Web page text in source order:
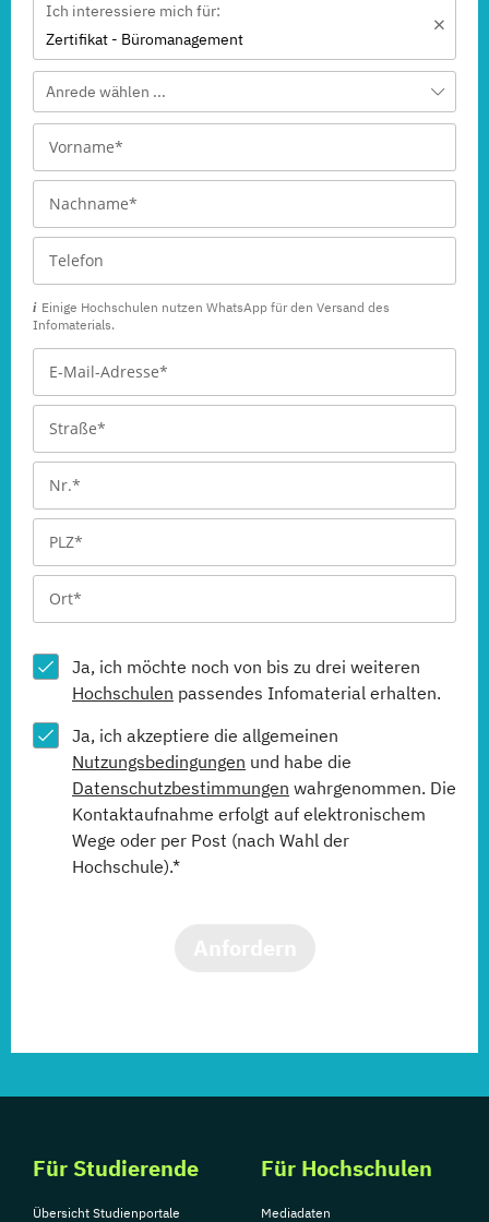
Ich interessiere mich für:
Zertifikat - Büromanagement
Anrede wählen ...
Einige Hochschulen nutzen WhatsApp für den Versand des
Infomaterials.
Ja, ich möchte noch von bis zu drei weiteren
Hochschulen passendes Infomaterial erhalten.
Ja, ich akzeptiere die allgemeinen
Nutzungsbedingungen und habe die
Datenschutzbestimmungen wahrgenommen. Die
Kontaktaufnahme erfolgt auf elektronischem
Wege oder per Post (nach Wahl der
Hochschule).*
Für Studierende
Übersicht Studienportale
Für Hochschulen
Mediadaten